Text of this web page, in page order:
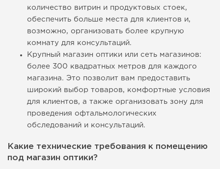
количество витрин и продуктовых стоек,
обеспечить больше места для клиентов и,
возможно, организовать более крупную
комнату для консультаций.
Крупный магазин оптики или сеть магазинов:
более 300 квадратных метров для каждого
магазина. Это позволит вам предоставить
широкий выбор товаров, комфортные условия
для клиентов, а также организовать зону для
проведения офтальмологических
обследований и консультаций.
Какие технические требования к помещению
под магазин оптики?